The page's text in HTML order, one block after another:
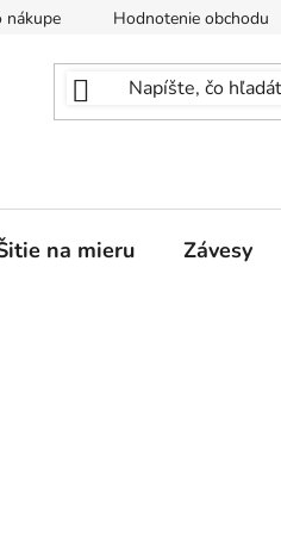
nákupe Hodnotenie obchodu
na mieru Závesy